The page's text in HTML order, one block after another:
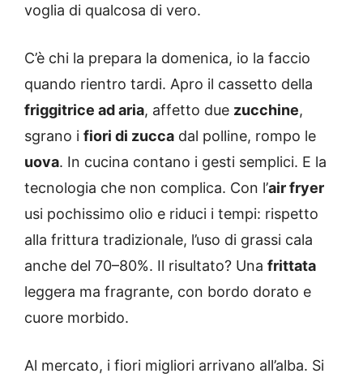
voglia di qualcosa di vero.
C’è chi la prepara la domenica, io la faccio
quando rientro tardi. Apro il cassetto della
friggitrice ad aria, affetto due zucchine,
sgrano i fiori di zucca dal polline, rompo le
uova. In cucina contano i gesti semplici. E la
tecnologia che non complica. Con l’air fryer
usi pochissimo olio e riduci i tempi: rispetto
alla frittura tradizionale, l’uso di grassi cala
anche del 70–80%. Il risultato? Una frittata
leggera ma fragrante, con bordo dorato e
cuore morbido.
Al mercato, i fiori migliori arrivano all’alba. Si